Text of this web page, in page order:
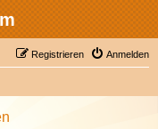
Anmelden
Registrieren